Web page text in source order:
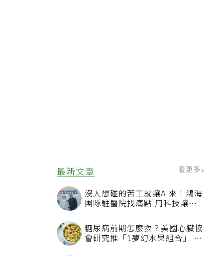
最新文章 看更多
沒人想碰的苦工就讓AI來！鴻海
團隊駐醫院找痛點 用科技讓醫
糖尿病前期怎麼救？美國心臟協
會研究推「1夢幻水果組合」 酪